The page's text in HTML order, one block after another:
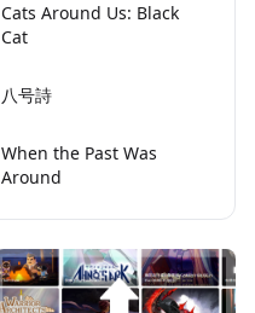
Cats Around Us: Black
Cat
八号詩
When the Past Was
Around